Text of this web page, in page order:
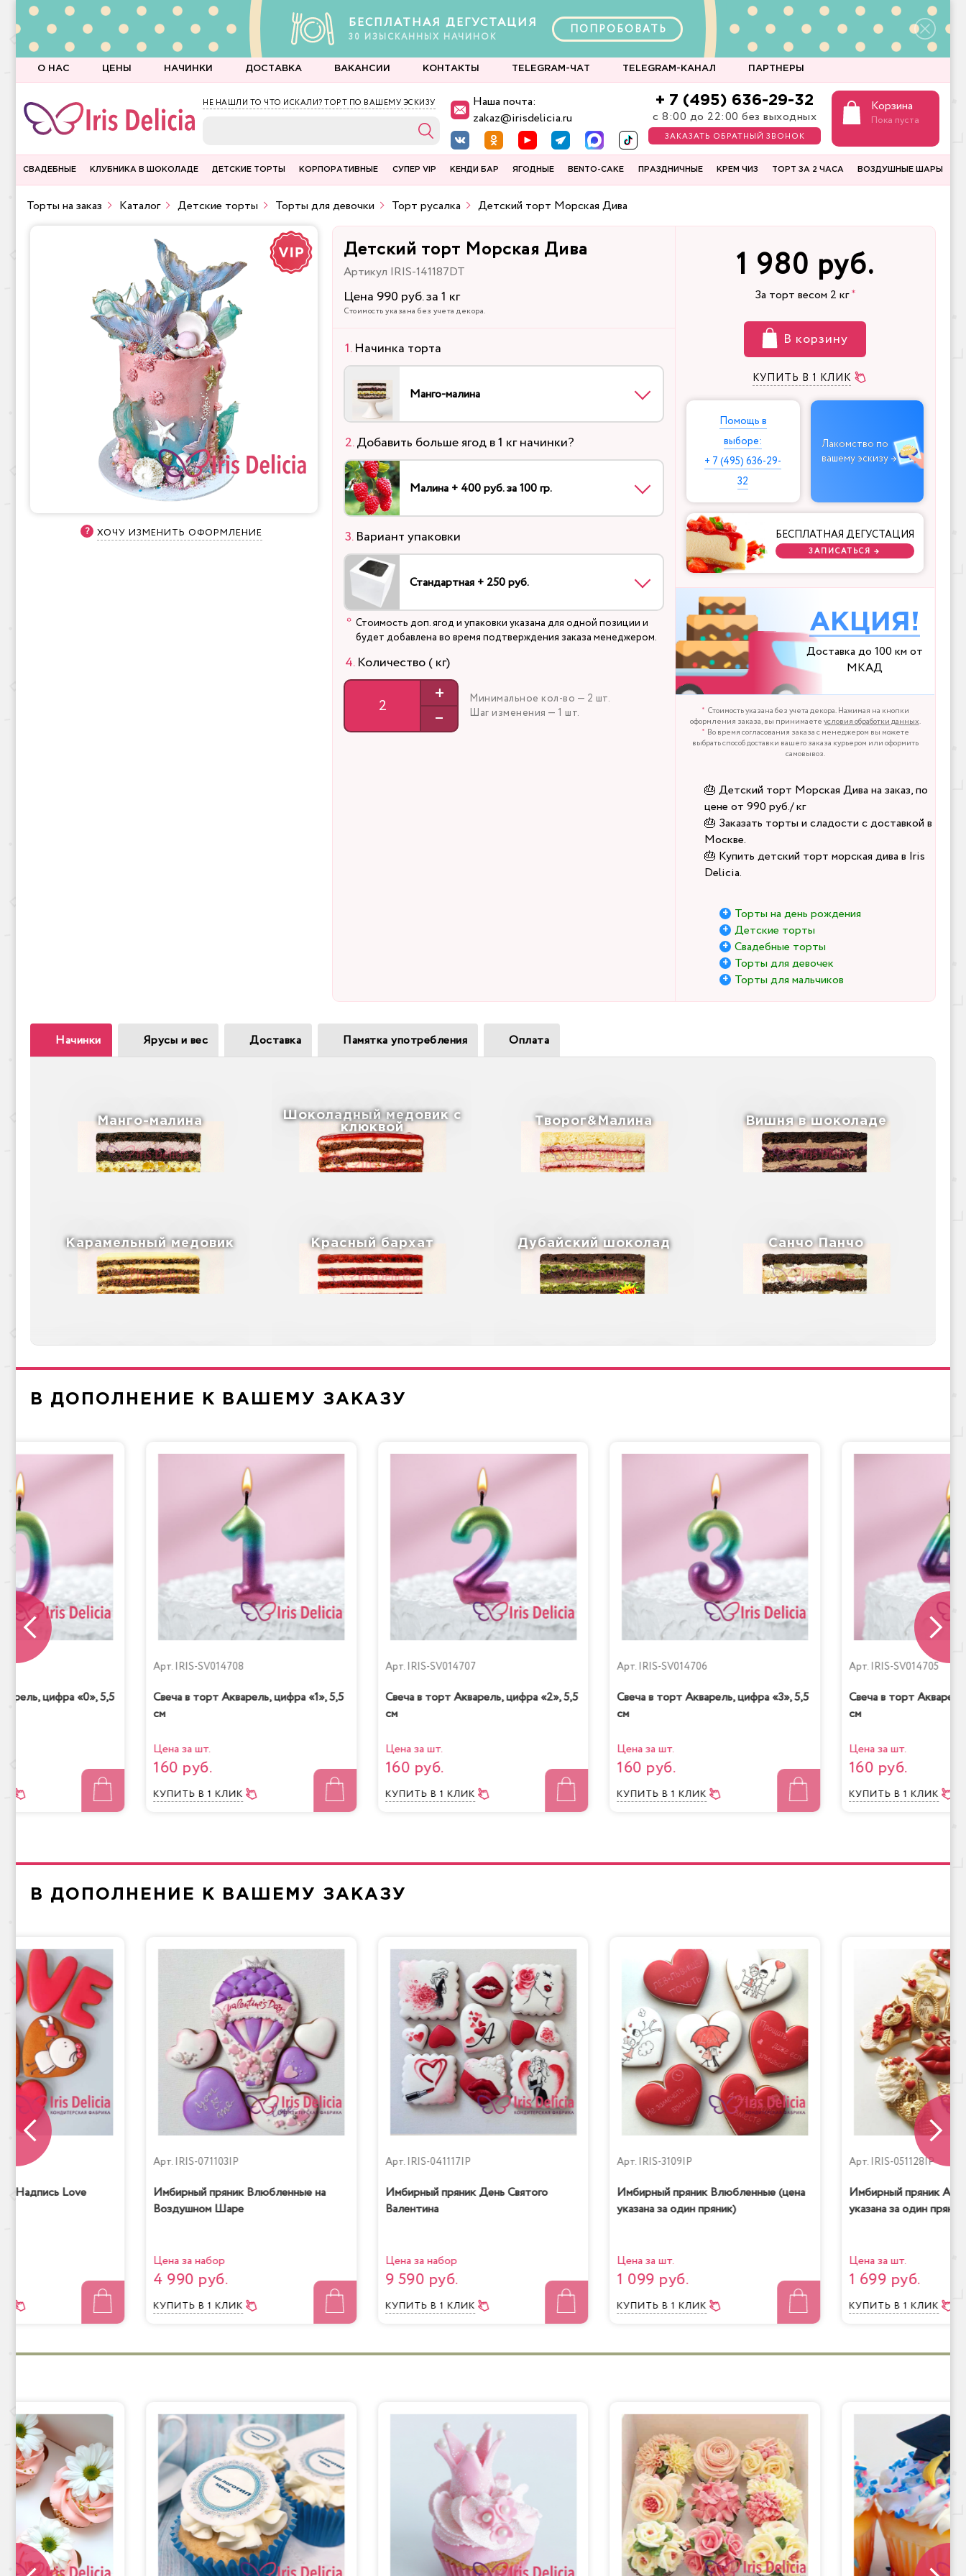
БЕСПЛАТНАЯ ДЕГУСТАЦИЯ
30 ИЗЫСКАННЫХ НАЧИНОК
ПОПРОБОВАТЬ
О НАС ЦЕНЫ НАЧИНКИ ДОСТАВКА ВАКАНСИИ КОНТАКТЫ TELEGRAM-ЧАТ TELEGRAM-КАНАЛ ПАРТНЕРЫ
НЕ НАШЛИ ТО ЧТО ИСКАЛИ? ТОРТ ПО ВАШЕМУ ЭСКИЗУ
Наша почта:
zakaz@irisdelicia.ru
+ 7 (495) 636-29-32
с 8:00 до 22:00 без выходных
ЗАКАЗАТЬ ОБРАТНЫЙ ЗВОНОК
Корзина
Пока пуста
СВАДЕБНЫЕ КЛУБНИКА В ШОКОЛАДЕ ДЕТСКИЕ ТОРТЫ КОРПОРАТИВНЫЕ СУПЕР VIP КЕНДИ БАР ЯГОДНЫЕ BENTO-CAKE ПРАЗДНИЧНЫЕ КРЕМ ЧИЗ ТОРТ ЗА 2 ЧАСА ВОЗДУШНЫЕ ШАРЫ
Торты на заказ Каталог Детские торты Торты для девочки Торт русалка Детский торт Морская Дива
ХОЧУ ИЗМЕНИТЬ ОФОРМЛЕНИЕ
Детский торт Морская Дива
Артикул IRIS-141187DT
Цена 990 руб. за 1 кг
Стоимость указана без учета декора.
Начинка торта
Манго-малина
Добавить больше ягод в 1 кг начинки?
Малина + 400 руб. за 100 гр.
Вариант упаковки
Стандартная + 250 руб.
Стоимость доп. ягод и упаковки указана для одной позиции и
будет добавлена во время подтверждения заказа менеджером.
Количество ( кг)
+
–
Минимальное кол-во — 2 шт.
Шаг изменения — 1 шт.
1 980 руб.
За торт весом 2 кг
В корзину
КУПИТЬ В 1 КЛИК
Помощь в
выборе:
+ 7 (495) 636-29-
32
Лакомство по
вашему эскизу →
БЕСПЛАТНАЯ ДЕГУСТАЦИЯ
ЗАПИСАТЬСЯ →
АКЦИЯ!
Доставка до 100 км от
МКАД
Стоимость указана без учета декора. Нажимая на кнопки
оформления заказа, вы принимаетеусловия обработки данных.
Во время согласования заказа с менеджером вы можете
выбрать способ доставки вашего заказа курьером или оформить
самовывоз.
🎂 Детский торт Морская Дива на заказ, по
цене от 990 руб./ кг
🎂 Заказать торты и сладости с доставкой в
Москве.
🎂 Купить детский торт морская дива в Iris
Delicia.
Торты на день рождения
Детские торты
Свадебные торты
Торты для девочек
Торты для мальчиков
Начинки Ярусы и вес Доставка Памятка употребления Оплата
Манго-малина
Шоколадный медовик с
клюквой
Творог&Малина Вишня в шоколаде
Карамельный медовик Красный бархат Дубайский шоколад Санчо Панчо
Груша-кофе-шоколад Наполеон Классический Диетическая с вишней Карамель&Шоколад
Фисташка-Малина Рафаэлло
Черничный
низкокалорийный
Тирамису Бабл Гам
В ДОПОЛНЕНИЕ К ВАШЕМУ ЗАКАЗУ
цифра «0», 5,5
Арт. IRIS-SV014708
Свеча в торт Акварель, цифра «1», 5,5
см
Цена за шт.
160 руб.
КУПИТЬВ 1 КЛИК
Арт. IRIS-SV014707
Свеча в торт Акварель, цифра «2», 5,5
см
Цена за шт.
160 руб.
КУПИТЬ В 1 КЛИК
Арт. IRIS-SV014706
Свеча в торт Акварель, цифра «3», 5,5
см
Цена за шт.
160 руб.
КУПИТЬВ 1 КЛИК
Арт. IRIS-SV014705
Свеча в торт
см
Цена за шт.
160 руб.
КУПИТЬ В 1 КЛИК
В ДОПОЛНЕНИЕ К ВАШЕМУ ЗАКАЗУ
Надпись Love
Арт. IRIS-071103IP
Имбирный пряник Влюбленные на
Воздушном Шаре
Цена за набор
4 990 руб.
КУПИТЬВ 1 КЛИК
Арт. IRIS-041117IP
Имбирный пряник День Святого
Валентина
Цена за набор
9 590 руб.
КУПИТЬ В 1 КЛИК
Арт. IRIS-3109IP
Имбирный пряник Влюбленные (цена
указана за один пряник)
Цена за шт.
1 099 руб.
КУПИТЬВ 1 КЛИК
Арт. IRIS-051128IP
Имбирный пряник
указана за один
Цена за шт.
1 699 руб.
КУПИТЬ В 1 КЛИК